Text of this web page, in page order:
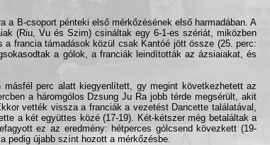
a B-csoport pénteki első mérkőzésének első harmadában. A
(Riu, Vu és Szim) csináltak egy 6-1-es szériát, miközben
a francia támadások közül csak Kantóé jött össze (25. perc:
a gólok, a franciák leindították az ázsiaiakat, és
másfél perc alatt kiegyenlített, gy megint következhetett az
a háromgólos Dzsung Ju Ra jobb térde megsérült, akit
vették vissza a franciák a vezetést Dancette találatával,
a két együttes közé (17-19). Két-kétszer még betaláltak a
ez az eredmény: hétperces gólcsend kövezkett (19-
pedig újabb színt hozott a mérkőzésbe.